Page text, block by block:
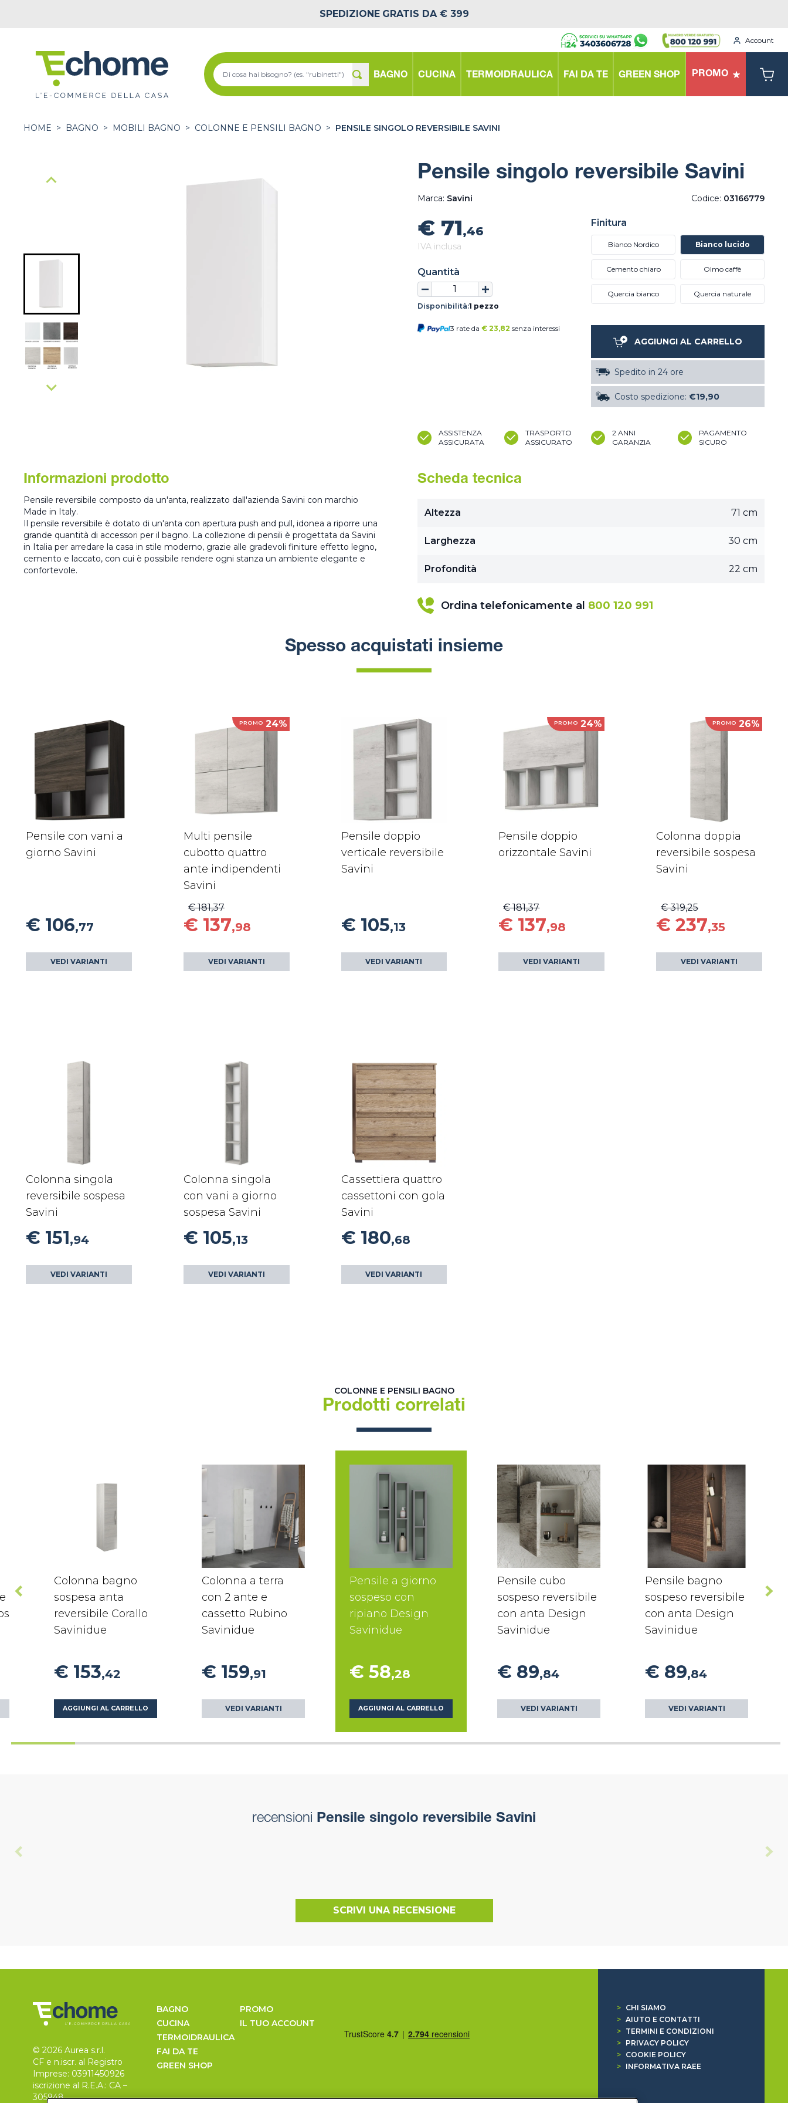
SPEDIZIONE GRATIS DA € 399
Account
BAGNO CUCINA TERMOIDRAULICA FAI DA TE GREEN SHOP PROMO
HOME > BAGNO > MOBILI BAGNO > COLONNE E PENSILI BAGNO > PENSILE SINGOLO REVERSIBILE SAVINI
Pensile singolo reversibile Savini
Marca: Savini Codice: 03166779
€ 71,46
IVA inclusa
Quantità
Disponibilità:1 pezzo
3 rate da € 23,82 senza interessi
Finitura
Bianco Nordico Bianco lucido
Cemento chiaro Olmo caffè
Quercia bianco Quercia naturale
AGGIUNGI AL CARRELLO
Spedito in 24 ore
Costo spedizione: €19,90
ASSISTENZA
ASSICURATA
TRASPORTO
ASSICURATO
2 ANNI
GARANZIA
PAGAMENTO
SICURO
Informazioni prodotto
Pensile reversibile composto da un'anta, realizzato dall'azienda Savini con marchio
Made in Italy.
Il pensile reversibile è dotato di un'anta con apertura push and pull, idonea a riporre una
grande quantità di accessori per il bagno. La collezione di pensili è progettata da Savini
in Italia per arredare la casa in stile moderno, grazie alle gradevoli finiture effetto legno,
cemento e laccato, con cui è possibile rendere ogni stanza un ambiente elegante e
confortevole.
Scheda tecnica
Altezza 71 cm
Larghezza 30 cm
Profondità 22 cm
Ordina telefonicamente al 800 120 991
Spesso acquistati insieme
Pensile con vani a
giorno Savini
€ 106,77
VEDI VARIANTI
PROMO 24%
Multi pensile
cubotto quattro
ante indipendenti
Savini
€ 137,98
€ 181,37
VEDI VARIANTI
Pensile doppio
verticale reversibile
Savini
€ 105,13
VEDI VARIANTI
PROMO 24%
Pensile doppio
orizzontale Savini
€ 137,98
€ 181,37
VEDI VARIANTI
PROMO 26%
Colonna doppia
reversibile sospesa
Savini
€ 237,35
€ 319,25
VEDI VARIANTI
Colonna singola
reversibile sospesa
Savini
€ 151,94
VEDI VARIANTI
Colonna singola
con vani a giorno
sospesa Savini
€ 105,13
VEDI VARIANTI
Cassettiera quattro
cassettoni con gola
Savini
€ 180,68
VEDI VARIANTI
COLONNE E PENSILI BAGNO
Prodotti correlati
Colonna bagno
sospesa anta
reversibile Corallo
Savinidue
€ 153,42
AGGIUNGI AL CARRELLO
Colonna a terra
con 2 ante e
cassetto Rubino
Savinidue
€ 159,91
VEDI VARIANTI
Pensile a giorno
sospeso con
ripiano Design
Savinidue
€ 58,28
AGGIUNGI AL CARRELLO
Pensile cubo
sospeso reversibile
con anta Design
Savinidue
€ 89,84
VEDI VARIANTI
Pensile bagno
sospeso reversibile
con anta Design
Savinidue
€ 89,84
VEDI VARIANTI
recensioni Pensile singolo reversibile Savini
SCRIVI UNA RECENSIONE
© 2026 Aurea s.r.l.
CF e n.iscr. al Registro
Imprese: 03911450926
iscrizione al R.E.A.: CA –
305948
BAGNO
CUCINA
TERMOIDRAULICA
FAI DA TE
GREEN SHOP
PROMO
IL TUO ACCOUNT
>
CHI SIAMO
> AIUTO E CONTATTI
>
TERMINI E CONDIZIONI
>
PRIVACY POLICY
>
COOKIE POLICY
>
INFORMATIVA RAEE